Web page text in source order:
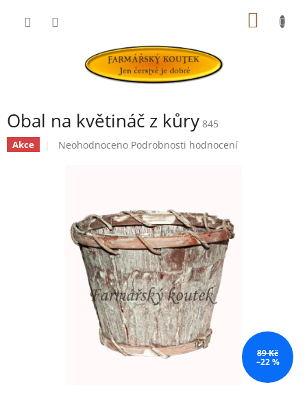
Obal na květináč z kůry 845
Akce
Průměrné
hvězdiček.
Neohodnoceno Podrobnosti hodnocení
89 Kč
–22 %